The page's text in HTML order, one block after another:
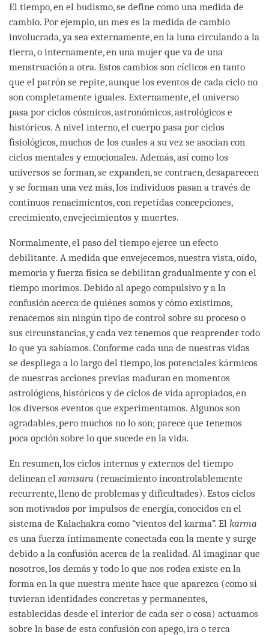
El tiempo, en el budismo, se define como una medida de
cambio. Por ejemplo, un mes es la medida de cambio
involucrada, ya sea externamente, en la luna circulando a la
tierra, o internamente, en una mujer que va de una
menstruación a otra. Estos cambios son cíclicos en tanto
que el patrón se repite, aunque los eventos de cada ciclo no
son completamente iguales. Externamente, el universo
pasa por ciclos cósmicos, astronómicos, astrológicos e
históricos. A nivel interno, el cuerpo pasa por ciclos
fisiológicos, muchos de los cuales a su vez se asocian con
ciclos mentales y emocionales. Además, así como los
universos se forman, se expanden, se contraen, desaparecen
y se forman una vez más, los individuos pasan a través de
continuos renacimientos, con repetidas concepciones,
crecimiento, envejecimientos y muertes.
Normalmente, el paso del tiempo ejerce un efecto
debilitante. A medida que envejecemos, nuestra vista, oído,
memoria y fuerza física se debilitan gradualmente y con el
tiempo morimos. Debido al apego compulsivo y a la
confusión acerca de quiénes somos y cómo existimos,
renacemos sin ningún tipo de control sobre su proceso o
sus circunstancias, y cada vez tenemos que reaprender todo
lo que ya sabíamos. Conforme cada una de nuestras vidas
se despliega a lo largo del tiempo, los potenciales kármicos
de nuestras acciones previas maduran en momentos
astrológicos, históricos y de ciclos de vida apropiados, en
los diversos eventos que experimentamos. Algunos son
agradables, pero muchos no lo son; parece que tenemos
poca opción sobre lo que sucede en la vida.
En resumen, los ciclos internos y externos del tiempo
delinean el samsara (renacimiento incontrolablemente
recurrente, lleno de problemas y dificultades). Estos ciclos
son motivados por impulsos de energía, conocidos en el
sistema de Kalachakra como “vientos del karma”. El karma
es una fuerza íntimamente conectada con la mente y surge
debido a la confusión acerca de la realidad. Al imaginar que
nosotros, los demás y todo lo que nos rodea existe en la
forma en la que nuestra mente hace que aparezca (como si
tuvieran identidades concretas y permanentes,
establecidas desde el interior de cada ser o cosa) actuamos
sobre la base de esta confusión con apego, ira o terca